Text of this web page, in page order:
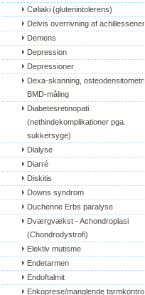
Cøliaki (glutenintolerens)
Delvis overrivning af achillessenen
Demens
Depression
Depressioner
Dexa-skanning, osteodensitometri,
BMD-måling
Diabetesretinopati
(nethindekomplikationer pga.
sukkersyge)
Dialyse
Diarré
Diskitis
Downs syndrom
Duchenne Erbs paralyse
Dværgvækst - Achondroplasi
(Chondrodystrofi)
Elektiv mutisme
Endetarmen
Endoftalmit
Enkoprese/manglende tarmkontrol